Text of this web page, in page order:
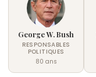
George W. Bush
RESPONSABLES
POLITIQUES
80 ans